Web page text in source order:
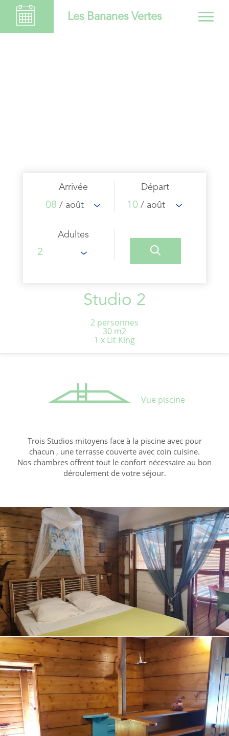
Les Bananes Vertes
Arrivée
08 / août
Départ
10 / août
Adultes
Studio 2
2 personnes
30 m2
1 x Lit King
Vue piscine
Trois Studios mitoyens face à la piscine avec pour
chacun , une terrasse couverte avec coin cuisine.
Nos chambres offrent tout le confort nécessaire au bon
déroulement de votre séjour.